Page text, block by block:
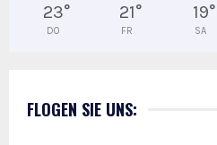
23°
DO
21°
FR
19°
SA
FLOGEN SIE UNS: